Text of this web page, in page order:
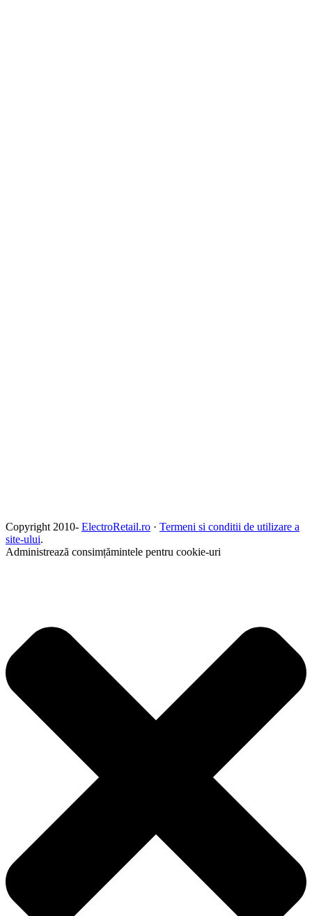
Copyright 2010- ElectroRetail.ro · Termeni si conditii de utilizare a
site-ului.
Administrează consimțămintele pentru cookie-uri